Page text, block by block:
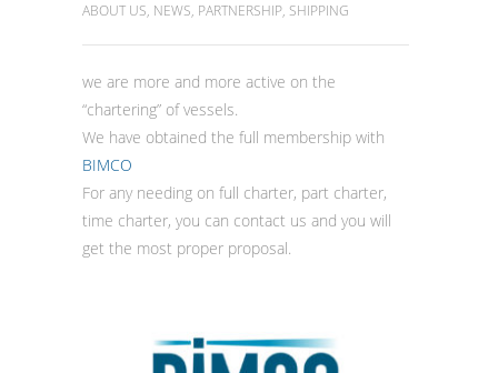
ABOUT US, NEWS, PARTNERSHIP, SHIPPING
we are more and more active on the
“chartering” of vessels.
We have obtained the full membership with
BIMCO
For any needing on full charter, part charter,
time charter, you can contact us and you will
get the most proper proposal.